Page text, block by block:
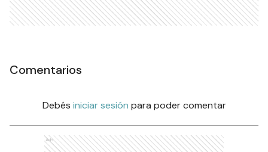
Comentarios
Debés iniciar sesión para poder comentar
Ads